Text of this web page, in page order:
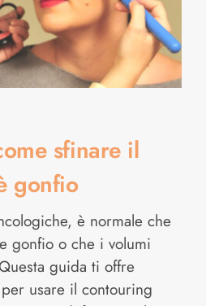
sfinare il
gonfio
è normale che
gonfio o che i volumi
guida ti offre
usare il contouring